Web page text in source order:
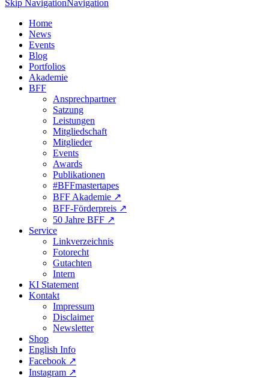
Skip NavigationNavigation
Home
News
Events
Blog
Portfolios
Akademie
BFF
Ansprechpartner
Satzung
Leistungen
Mitgliedschaft
Mitglieder
Events
Awards
Publikationen
#BFFmastertapes
BFF Akademie ↗︎
BFF-Förderpreis ↗︎
50 Jahre BFF ↗︎
Service
Linkverzeichnis
Fotorecht
Gutachten
Intern
KI Statement
Kontakt
Impressum
Disclaimer
Newsletter
Shop
English Info
Facebook ↗︎
Instagram ↗︎